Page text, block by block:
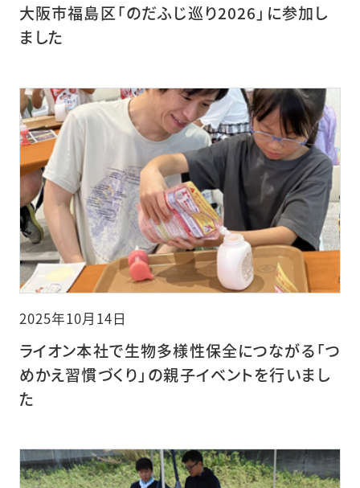
大阪市福島区「のだふじ巡り2026」に参加し
ました
2025年10月14日
ライオン本社で生物多様性保全につながる「つ
めかえ習慣づくり」の親子イベントを行いまし
た